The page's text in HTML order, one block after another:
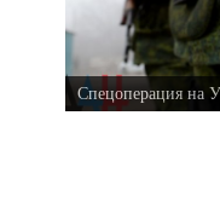
Спецоперация на